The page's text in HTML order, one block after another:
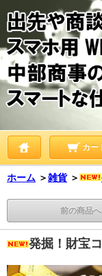
カー
ホーム ＞雑貨 ＞
前の商品へ
発掘！財宝